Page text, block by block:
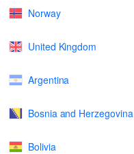
Norway
United Kingdom
Argentina
Bosnia and Herzegovina
Bolivia